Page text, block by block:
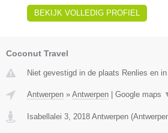
BEKIJK VOLLEDIG PROFIEL
Coconut Travel
Niet gevestigd in de plaats Renlies en
Antwerpen » Antwerpen Google maps
Isabellalei 3 2018 Antwerpen (